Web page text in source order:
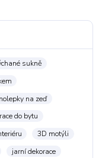
sukně
na zeď
do bytu
3D motýli
jarní dekorace